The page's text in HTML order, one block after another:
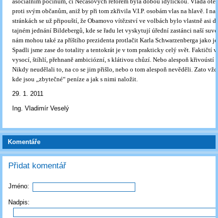
proti svým občanům, aniž by při tom zkřivila V.I.P. osobám vlas na hlavě. I
stránkách se už připouští, že Obamovo vítězství ve volbách bylo vlastně asi
tajném jednání Bildebergů, kde se řadu let vyskytují úřední zastánci naší
nám mohou také za příštího prezidenta protlačit Karla Schwarzenberga jako
Spadli jsme zase do totality a tentokrát je v tom prakticky celý svět. Faktičtí
vysocí, štíhlí, přehnaně ambiciózní, s klátivou chůzí. Nebo alespoň křivoústí
Nikdy neudělali to, na co se jim přišlo, nebo o tom alespoň nevěděli. Zato
kde jsou „zbytečné“ peníze a jak s nimi naložit.
29. 1. 2011
Ing. Vladimír Veselý
Komentáře
Přidat komentář
Jméno:
Nadpis: